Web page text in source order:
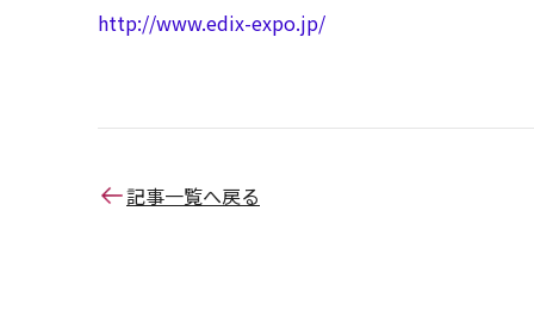
http://www.edix-expo.jp/
記事一覧へ戻る